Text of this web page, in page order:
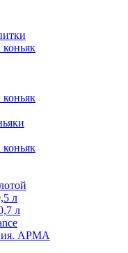
л
л
АРМА